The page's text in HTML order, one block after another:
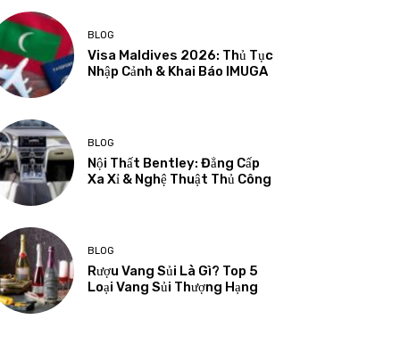
BLOG
Visa Maldives 2026: Thủ Tục
Nhập Cảnh & Khai Báo IMUGA
BLOG
Nội Thất Bentley: Đẳng Cấp
Xa Xỉ & Nghệ Thuật Thủ Công
BLOG
Rượu Vang Sủi Là Gì? Top 5
Loại Vang Sủi Thượng Hạng